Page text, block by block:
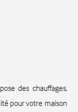
des chauffages,
pour votre maison